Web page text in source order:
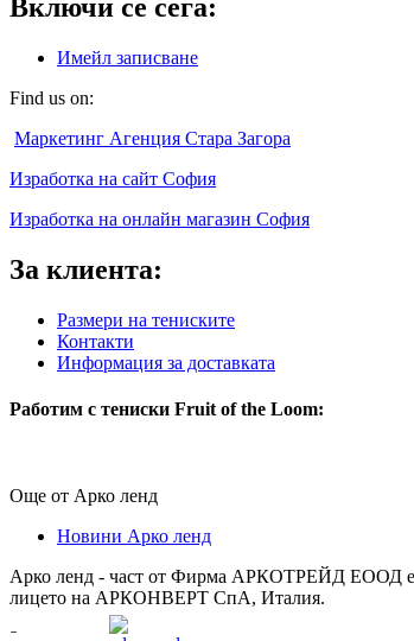
Включи се сега:
Имейл записване
Find us on:
Facebook
opens
new
Маркетинг Агенция Стара Загора
Изработка на сайт София
Изработка на онлайн магазин София
За клиента:
Размери на тениските
Контакти
Информация за доставката
Работим с тениски Fruit of the Loom:
Още от Арко ленд
Новини Арко ленд
Арко ленд - част от Фирма АРКОТРЕЙД ЕООД е
лицето на АРКОНВЕРТ СпА, Италия.